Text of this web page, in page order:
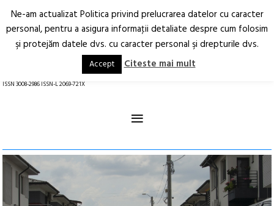
Arhitectură.
Oraș.
RO EN
ISSN 3008-2986 ISSN-L 2069-721X
≡
Ne-am actualizat Politica privind prelucrarea datelor cu caracter
personal, pentru a asigura informaţii detaliate despre cum folosim
şi protejăm datele dvs. cu caracter personal şi drepturile dvs.
Accept Citeste mai mult